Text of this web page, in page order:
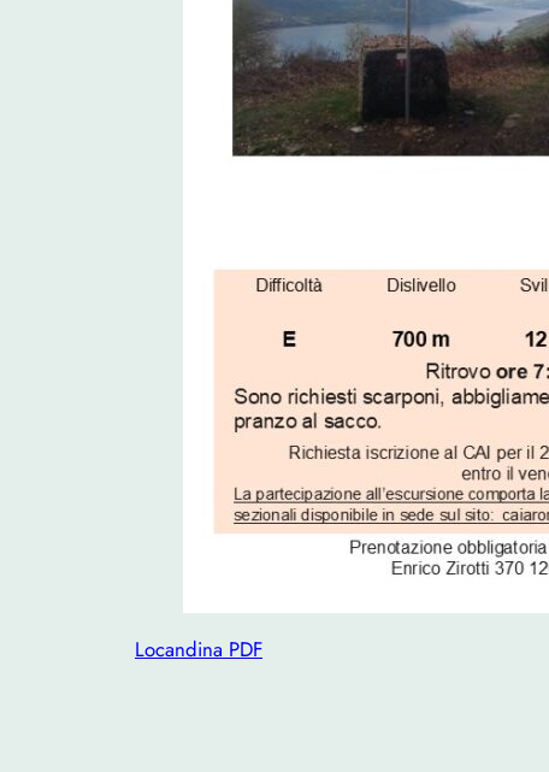
Locandina PDF